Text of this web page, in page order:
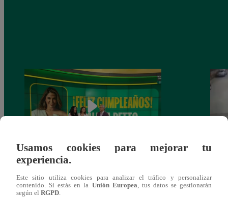
Alicia Retto celebra su cumpleaños con
emotiva sorpresa en vivo y conmueve con
mensaje personal
Usamos cookies para mejorar tu
experiencia.
Este sitio utiliza cookies para analizar el tráfico y personalizar
contenido. Si estás en la Unión Europea , tus datos se gestionarán
según el RGPD